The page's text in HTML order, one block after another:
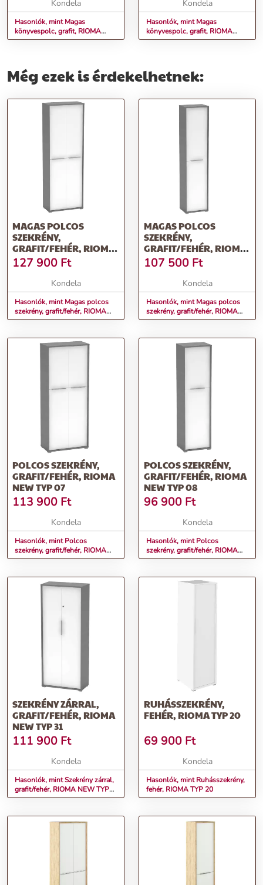
Kondela
Hasonlók, mint Magas
könyvespolc, grafit, RIOMA
NEW TYP 01
Kondela
Hasonlók, mint Magas
könyvespolc, grafit, RIOMA
NEW TYP 02
Még ezek is érdekelhetnek:
MAGAS POLCOS
SZEKRÉNY,
GRAFIT/FEHÉR, RIOMA
NEW TYP 05
127 900 Ft
Kondela
Hasonlók, mint Magas polcos
szekrény, grafit/fehér, RIOMA
NEW TYP 05
MAGAS POLCOS
SZEKRÉNY,
GRAFIT/FEHÉR, RIOMA
NEW TYP 06
107 500 Ft
Kondela
Hasonlók, mint Magas polcos
szekrény, grafit/fehér, RIOMA
NEW TYP 06
POLCOS SZEKRÉNY,
GRAFIT/FEHÉR, RIOMA
NEW TYP 07
113 900 Ft
Kondela
Hasonlók, mint Polcos
szekrény, grafit/fehér, RIOMA
NEW TYP 07
POLCOS SZEKRÉNY,
GRAFIT/FEHÉR, RIOMA
NEW TYP 08
96 900 Ft
Kondela
Hasonlók, mint Polcos
szekrény, grafit/fehér, RIOMA
NEW TYP 08
SZEKRÉNY ZÁRRAL,
GRAFIT/FEHÉR, RIOMA
NEW TYP 31
111 900 Ft
Kondela
Hasonlók, mint Szekrény zárral,
grafit/fehér, RIOMA NEW TYP
31
RUHÁSSZEKRÉNY,
FEHÉR, RIOMA TYP 20
69 900 Ft
Kondela
Hasonlók, mint Ruhásszekrény,
fehér, RIOMA TYP 20